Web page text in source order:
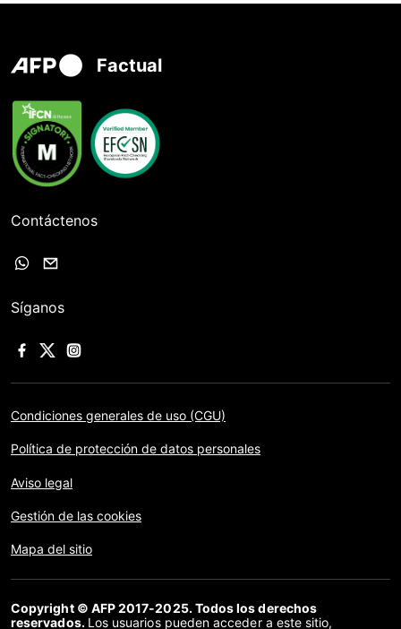
Factual
Contáctenos
Síganos
Condiciones generales de uso (CGU)
Política de protección de datos personales
Aviso legal
Gestión de las cookies
Mapa del sitio
Copyright © AFP 2017-2025. Todos los derechos
reservados. Los usuarios pueden acceder a este sitio,